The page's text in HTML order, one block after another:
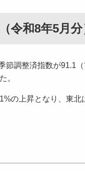
令和8年5月
調整済指数が91.1
。
の上昇となり、東北